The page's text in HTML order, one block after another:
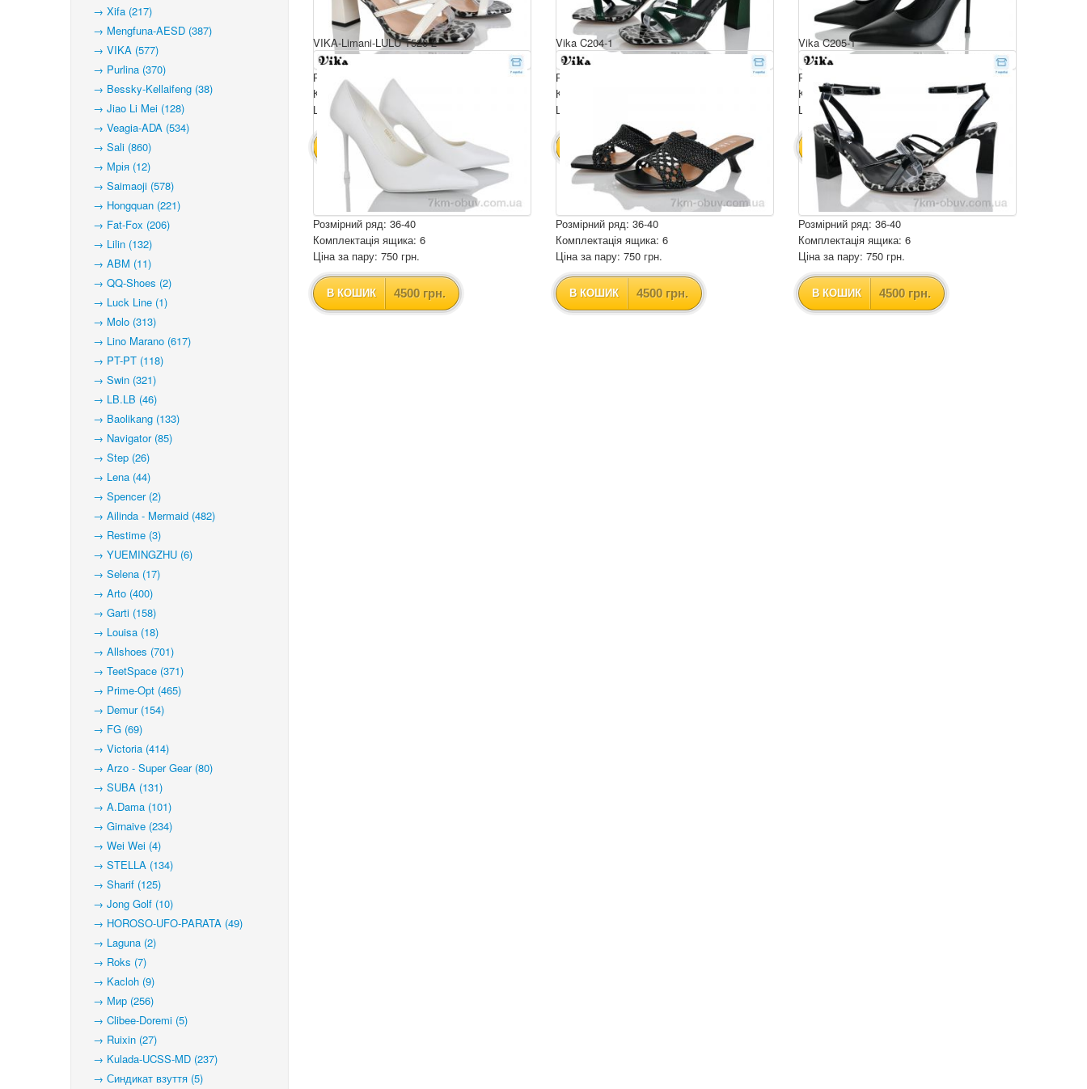
→ Xifa (217)
→ Mengfuna-AESD (387)
→ VIKA (577)
→ Purlina (370)
→ Bessky-Kellaifeng (38)
→ Jiao Li Mei (128)
→ Veagia-ADA (534)
→ Sali (860)
→ Мрія (12)
→ Saimaoji (578)
→ Hongquan (221)
→ Fat-Fox (206)
→ Lilin (132)
→ ABM (11)
→ QQ-Shoes (2)
→ Luck Line (1)
→ Molo (313)
→ Lino Marano (617)
→ PT-PT (118)
→ Swin (321)
→ LB.LB (46)
→ Baolikang (133)
→ Navigator (85)
→ Step (26)
→ Lena (44)
→ Spencer (2)
→ Ailinda - Mermaid (482)
→ Restime (3)
→ YUEMINGZHU (6)
→ Selena (17)
→ Arto (400)
→ Garti (158)
→ Louisa (18)
→ Allshoes (701)
→ TeetSpace (371)
→ Prime-Opt (465)
→ Demur (154)
→ FG (69)
→ Victoria (414)
→ Arzo - Super Gear (80)
→ SUBA (131)
→ A.Dama (101)
→ Girnaive (234)
→ Wei Wei (4)
→ STELLA (134)
→ Sharif (125)
→ Jong Golf (10)
→ HOROSO-UFO-PARATA (49)
→ Laguna (2)
→ Roks (7)
→ Kacloh (9)
→ Мир (256)
→ Clibee-Doremi (5)
→ Ruixin (27)
→ Kulada-UCSS-MD (237)
→ Синдикат взуття (5)
Розмірний ряд: 36-40
Комплектація ящика: 6
Ціна за пару: 750 грн.
В КОШИК 4500 грн.
Розмірний ряд: 36-40
Комплектація ящика: 6
Ціна за пару: 750 грн.
В КОШИК 4500 грн.
Розмірний ряд: 36-40
Комплектація ящика: 6
Ціна за пару: 750 грн.
В КОШИК 4500 грн.
VIKA-Limani-LULU T520-2
Розмірний ряд: 36-40
Комплектація ящика: 6
Ціна за пару: 750 грн.
В КОШИК 4500 грн.
Vika C204-1
Розмірний ряд: 36-40
Комплектація ящика: 6
Ціна за пару: 750 грн.
В КОШИК 4500 грн.
Vika C205-1
Розмірний ряд: 36-40
Комплектація ящика: 6
Ціна за пару: 750 грн.
В КОШИК 4500 грн.